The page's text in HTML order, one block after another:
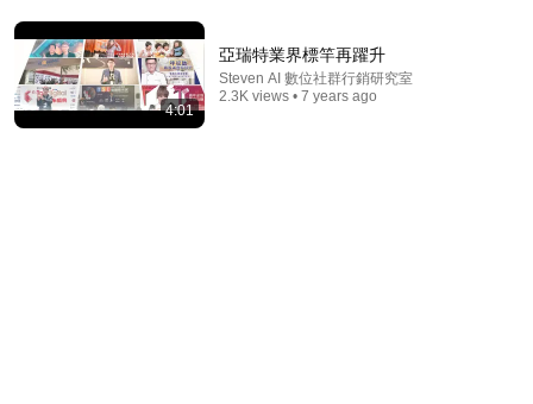
笼中对：史上最严出入境新规解读，普通人还有出国的
4:01
亞瑞特業界標竿再躍升
Steven AI 數位社群行銷研究室
2.3K views • 7 years ago